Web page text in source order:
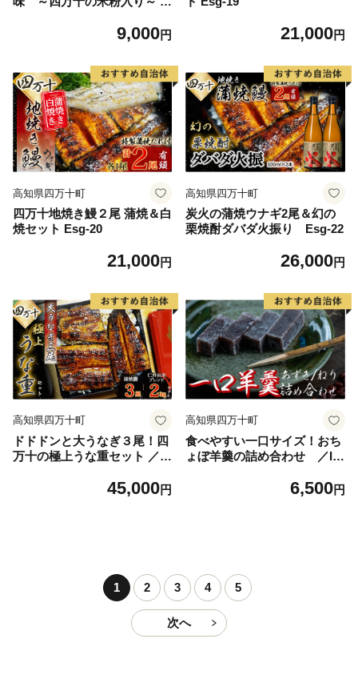
9,000円 21,000円
高知県四万十町
四万十地焼き鰻２尾 蒲焼＆白
焼セット Esg-20
21,000円
高知県四万十町
炭火の蒲焼ウナギ2尾＆幻の
栗焼酎ダバダ火振り Esg-22
26,000円
高知県四万十町
ドドドンと大うなぎ３尾！四
万十の極上うな重セット ／E
45,000円
高知県四万十町
食べやすい一口サイズ！おち
ょぼ羊羹の詰め合わせ ／Iy
6,500円
1 2 3 4 5
次へ